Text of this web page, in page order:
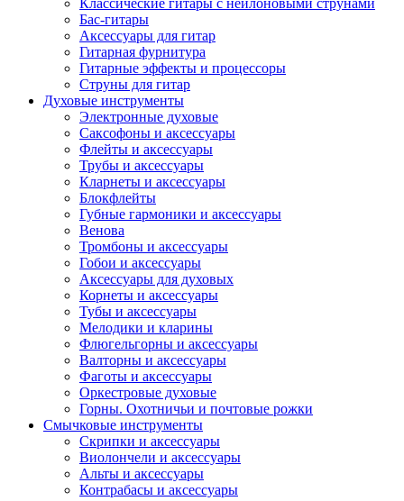
Классические гитары с нейлоновыми струнами
Бас-гитары
Аксессуары для гитар
Гитарная фурнитура
Гитарные эффекты и процессоры
Струны для гитар
Духовые инструменты
Электронные духовые
Саксофоны и аксессуары
Флейты и аксессуары
Трубы и аксессуары
Кларнеты и аксессуары
Блокфлейты
Губные гармоники и аксессуары
Венова
Тромбоны и аксессуары
Гобои и аксессуары
Аксессуары для духовых
Корнеты и аксессуары
Тубы и аксессуары
Мелодики и кларины
Флюгельгорны и аксессуары
Валторны и аксессуары
Фаготы и аксессуары
Оркестровые духовые
Горны. Охотничьи и почтовые рожки
Смычковые инструменты
Скрипки и аксессуары
Виолончели и аксессуары
Альты и аксессуары
Контрабасы и аксессуары